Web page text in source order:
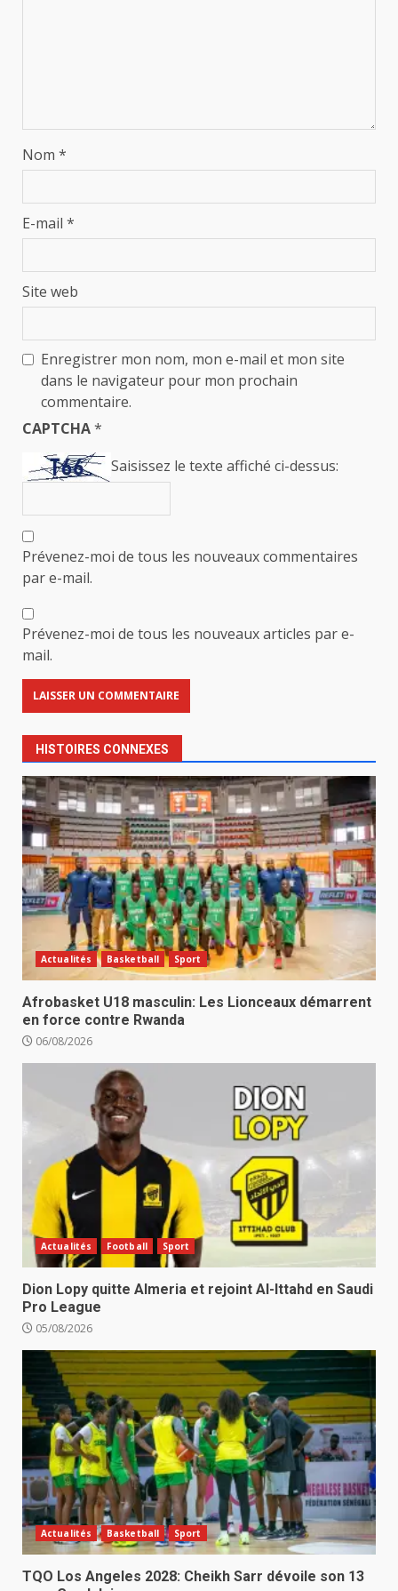
Nom *
E-mail *
Site web
Enregistrer mon nom, mon e-mail et mon site
dans le navigateur pour mon prochain
commentaire.
CAPTCHA*
Saisissez le texte affiché ci-dessus:
Prévenez-moi de tous les nouveaux commentaires
par e-mail.
Prévenez-moi de tous les nouveaux articles par e-
mail.
HISTOIRES CONNEXES
Actualités Basketball Sport
Afrobasket U18 masculin: Les Lionceaux démarrent
en force contre Rwanda
06/08/2026
Actualités Football Sport
Dion Lopy quitte Almeria et rejoint Al-Ittahd en Saudi
Pro League
05/08/2026
Actualités Basketball Sport
TQO Los Angeles 2028: Cheikh Sarr dévoile son 13